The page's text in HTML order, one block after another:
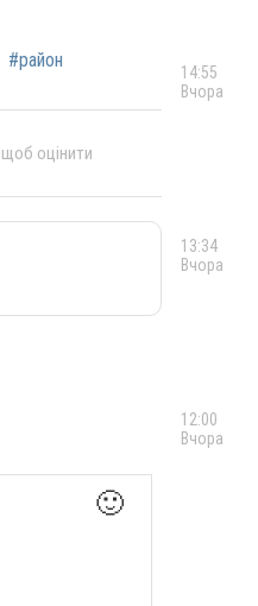
#район
щоб оцінити
🙂
14:55
Вчора
13:34
Вчора
12:00
Вчора